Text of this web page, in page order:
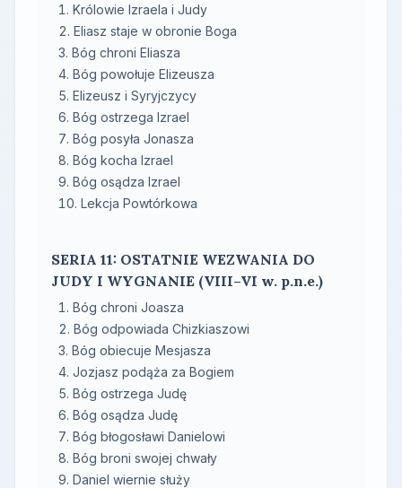
Królowie Izraela i Judy
Eliasz staje w obronie Boga
Bóg chroni Eliasza
Bóg powołuje Elizeusza
Elizeusz i Syryjczycy
Bóg ostrzega Izrael
Bóg posyła Jonasza
Bóg kocha Izrael
Bóg osądza Izrael
Lekcja Powtórkowa
SERIA 11: OSTATNIE WEZWANIA DO
JUDY I WYGNANIE (VIII–VI w. p.n.e.)
Bóg chroni Joasza
Bóg odpowiada Chizkiaszowi
Bóg obiecuje Mesjasza
Jozjasz podąża za Bogiem
Bóg ostrzega Judę
Bóg osądza Judę
Bóg błogosławi Danielowi
Bóg broni swojej chwały
Daniel wiernie służy